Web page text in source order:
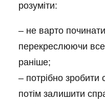
розуміти:
– не варто починати
перекреслюючи
раніше;
– потрібно зробити
потім залишити